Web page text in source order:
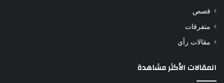
قصص
متفرقات
مقالات رأي
المقالات الأكثر مشاهدة